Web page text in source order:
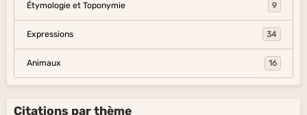
Étymologie et Toponymie 9
Expressions 34
Animaux 16
Citations par thème